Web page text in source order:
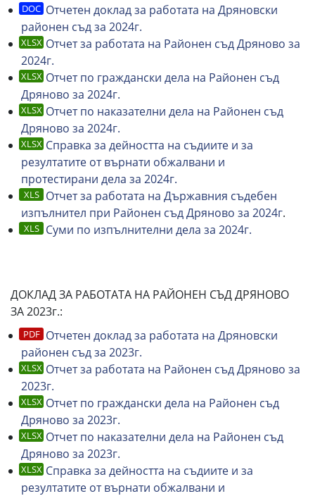
Отчетен доклад за работата на Дряновски
районен съд за 2024г.
Отчет за работата на Районен съд Дряново за
2024г.
Отчет по граждански дела на Районен съд
Дряново за 2024г.
Отчет по наказателни дела на Районен съд
Дряново за 2024г.
Справка за дейността на съдиите и за
резултатите от върнати обжалвани и
протестирани дела за 2024г.
Отчет за работата на Държавния съдебен
изпълнител при Районен съд Дряново за 2024г.
Суми по изпълнителни дела за 2024г.
ДОКЛАД ЗА РАБОТАТА НА РАЙОНЕН СЪД ДРЯНОВО
ЗА 2023г.:
Отчетен доклад за работата на Дряновски
районен съд за 2023г.
Отчет за работата на Районен съд Дряново за
2023г.
Отчет по граждански дела на Районен съд
Дряново за 2023г.
Отчет по наказателни дела на Районен съд
Дряново за 2023г.
Справка за дейността на съдиите и за
резултатите от върнати обжалвани и